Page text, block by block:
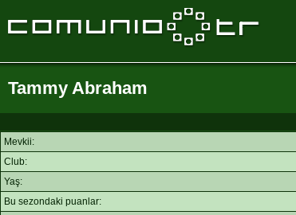
Tammy Abraham
Mevkii:
Club:
Yaş:
Bu sezondaki puanlar: